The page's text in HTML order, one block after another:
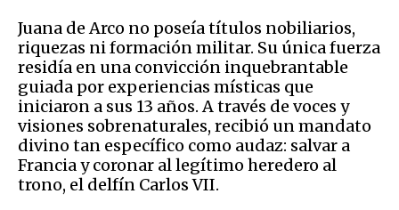
Juana de Arco no poseía títulos nobiliarios,
riquezas ni formación militar. Su única fuerza
residía en una convicción inquebrantable
guiada por experiencias místicas que
iniciaron a sus 13 años. A través de voces y
visiones sobrenaturales, recibió un mandato
divino tan específico como audaz: salvar a
Francia y coronar al legítimo heredero al
trono, el delfín Carlos VII.